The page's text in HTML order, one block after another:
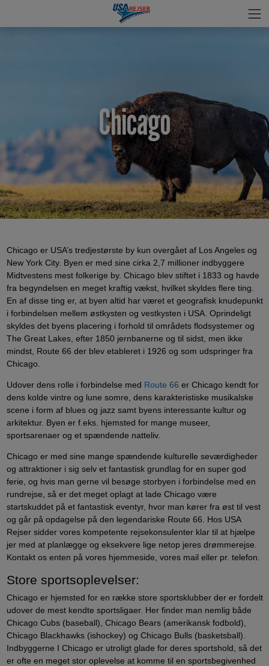
Chicago
Chicago er USA’s tredjestørste by kun overgået af Los Angeles og
New York City. Byen er med sine cirka 2,7 millioner indbyggere
Midtvestens mest folkerige by. Chicago blev stiftet i 1833 og havde
fra begyndelsen en meget kraftig vækst, hvilket skyldes flere ting.
En af disse ting er, at byen altid har været et geografisk knudepunkt
i forbindelsen mellem østkysten og vestkysten i USA. Oprindeligt
skyldes det byens placering i forhold til områdets flodsystemer og
The Great Lakes, efter 1850 jernbanerne og til sidst, men ikke
mindst, Route 66 der blev etableret i 1926 og som udspringer fra
Chicago.
Udover dens rolle i forbindelse med Route 66 er Chicago kendt for
dens kolde vintre og lune somre, dens karakteristiske musikalske
scene i form af blues og jazz samt byens interessante kultur og
arkitektur. Byen er f.eks. hjemsted for mange museer,
sportsarenaer og et spændende natteliv.
Chicago er med sine mange spændende kulturelle seværdigheder
og attraktioner i sig selv et fantastisk grundlag for en super god
ferie, og hvis man gerne vil besøge storbyen i forbindelse med en
rundrejse, så er det meget oplagt at lade Chicago være
startskuddet på et fantastisk eventyr, hvor man kører fra øst til vest
og går på opdagelse på den legendariske Route 66. Hos USA
Rejser sidder vores kompetente rejsekonsulenter klar til at hjælpe
jer med at planlægge og eksekvere lige netop jeres drømmerejse.
Kontakt os enten på vores hjemmeside, vores mail eller pr. telefon.
Store sportsoplevelser:
Chicago er hjemsted for en række store sportsklubber der er fordelt
udover de mest kendte sportsligaer. Her finder man nemlig både
Chicago Cubs (baseball), Chicago Bears (amerikansk fodbold),
Chicago Blackhawks (ishockey) og Chicago Bulls (basketsball).
Indbyggerne I Chicago er utroligt glade for deres sportshold, så det
er ofte en meget stor oplevelse at komme til en sportsbegivenhed